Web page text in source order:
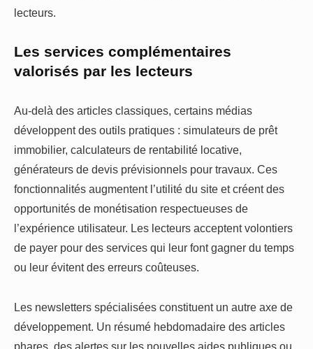
lecteurs.
Les services complémentaires
valorisés par les lecteurs
Au-delà des articles classiques, certains médias
développent des outils pratiques : simulateurs de prêt
immobilier, calculateurs de rentabilité locative,
générateurs de devis prévisionnels pour travaux. Ces
fonctionnalités augmentent l’utilité du site et créent des
opportunités de monétisation respectueuses de
l’expérience utilisateur. Les lecteurs acceptent volontiers
de payer pour des services qui leur font gagner du temps
ou leur évitent des erreurs coûteuses.
Les newsletters spécialisées constituent un autre axe de
développement. Un résumé hebdomadaire des articles
phares, des alertes sur les nouvelles aides publiques ou